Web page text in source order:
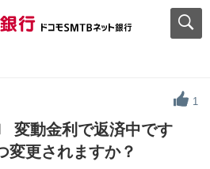
1
変動金利で返済中です
変更されますか？